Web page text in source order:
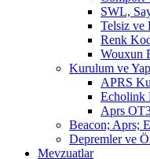
SWL,
Telsiz ve
Renk
Wouxun
Kurulum ve
APRS
Echolink
Aprs
Beacon; Aprs;
Depremler ve
Mevzuatlar